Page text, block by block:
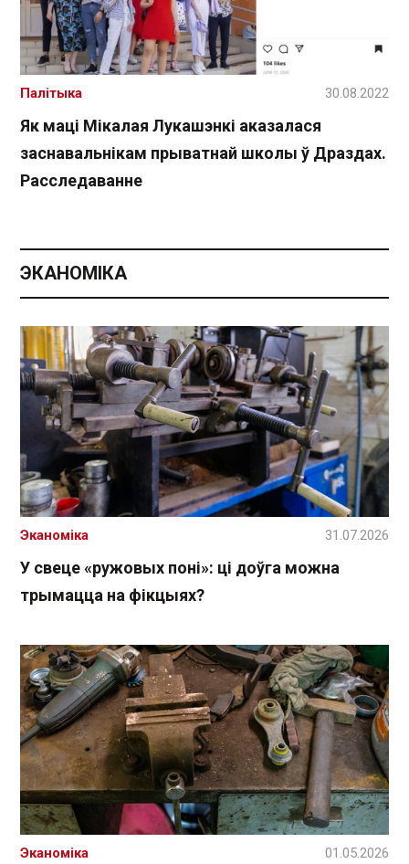
Як маці Мікалая Лукашэнкі аказалася
заснавальнікам прыватнай школы ў Драздах.
Расследаванне
Палітыка 30.08.2022
ЭКАНОМІКА
У свеце «ружовых поні»: ці доўга можна
трымацца на фікцыях?
Эканоміка 31.07.2026
Эканоміка 01.05.2026